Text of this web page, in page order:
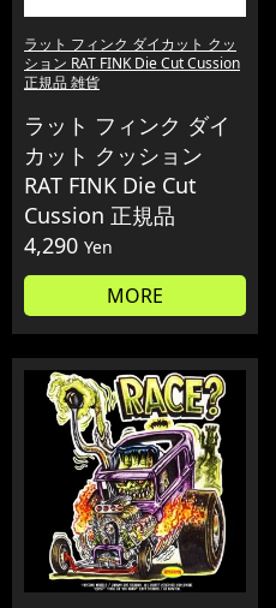
ラット フィンク ダイカット クッ
ション RAT FINK Die Cut Cussion
正規品 雑貨
ラット フィンク ダイ
カット クッション
RAT FINK Die Cut
Cussion 正規品
4,290 Yen
MORE